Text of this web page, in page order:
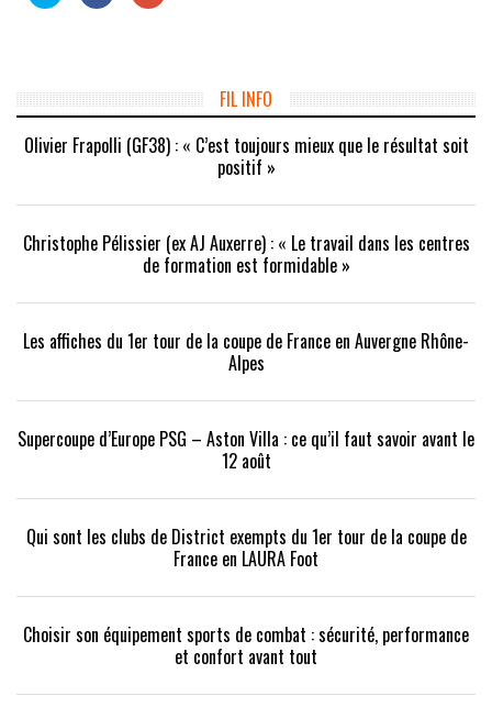
partager
fenêtre)
partager
fenêtre)nouvelle
fenêtre)
FIL INFO
Olivier Frapolli (GF38) : « C’est toujours mieux que le résultat soit
positif »
Christophe Pélissier (ex AJ Auxerre) : « Le travail dans les centres
de formation est formidable »
Les affiches du 1er tour de la coupe de France en Auvergne Rhône-
Alpes
Supercoupe d’Europe PSG – Aston Villa : ce qu’il faut savoir avant le
12 août
Qui sont les clubs de District exempts du 1er tour de la coupe de
France en LAURA Foot
Choisir son équipement sports de combat : sécurité, performance
et confort avant tout